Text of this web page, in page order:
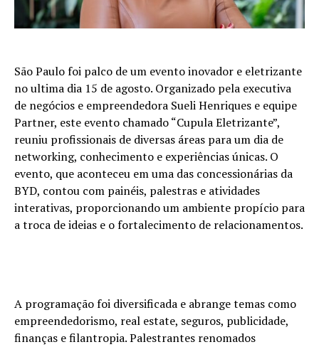
São Paulo foi palco de um evento inovador e eletrizante
no ultima dia 15 de agosto. Organizado pela executiva
de negócios e empreendedora Sueli Henriques e equipe
Partner, este evento chamado “Cupula Eletrizante”,
reuniu profissionais de diversas áreas para um dia de
networking, conhecimento e experiências únicas. O
evento, que aconteceu em uma das concessionárias da
BYD, contou com painéis, palestras e atividades
interativas, proporcionando um ambiente propício para
a troca de ideias e o fortalecimento de relacionamentos.
A programação foi diversificada e abrange temas como
empreendedorismo, real estate, seguros, publicidade,
finanças e filantropia. Palestrantes renomados